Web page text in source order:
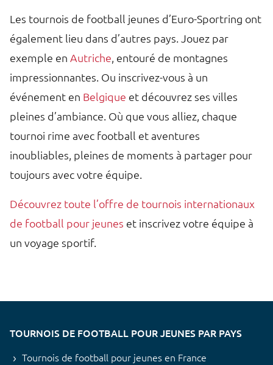
Les tournois de football jeunes d’Euro-Sportring ont
également lieu dans d’autres pays. Jouez par
exemple en Autriche, entouré de montagnes
impressionnantes. Ou inscrivez-vous à un
événement en Belgique et découvrez ses villes
pleines d’ambiance. Où que vous alliez, chaque
tournoi rime avec football et aventures
inoubliables, pleines de moments à partager pour
toujours avec votre équipe.
Découvrez toute l’offre de tournois internationaux
de football pour jeunes et inscrivez votre équipe à
un voyage sportif.
TOURNOIS DE FOOTBALL POUR JEUNES PAR PAYS
Tournois de football pour jeunes en France